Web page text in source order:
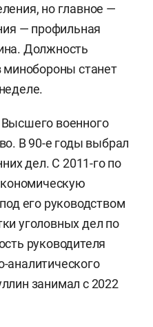
но главное —
— профильная
Должность
минобороны станет
военного
В 90-е годы выбрал
дел. С 2011-го по
его руководством
уголовных дел по
руководителя
аналитического
занимал с 2022